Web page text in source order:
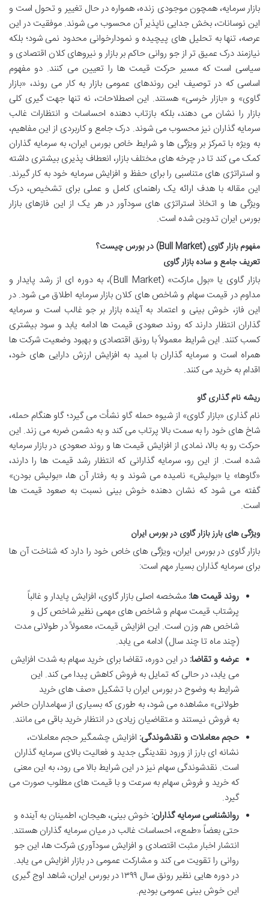
بازار سرمایه، همچون موجودی زنده، همواره در حال تغییر و تحول است و
این نوسانات، بخش جدایی ناپذیر آن محسوب می شوند. موفقیت در این
عرصه، تنها به تحلیل های پیچیده و نمودارخوانی محدود نمی شود؛ بلکه
نیازمند درک عمیق تر از جو روانی حاکم بر بازار و نیروهای کلان اقتصادی و
سیاسی است که مسیر حرکت قیمت ها را تعیین می کنند. دو مفهوم
اساسی که در توصیف این روندهای عمومی بازار به کار می روند، «بازار
گاوی» و «بازار خرسی» هستند. این اصطلاحات، نه تنها جهت گیری کلی
بازار را نشان می دهند، بلکه بازتاب دهنده احساسات و انتظارات غالب
سرمایه گذاران نیز محسوب می شوند. درک جامع و کاربردی از این مفاهیم،
به ویژه با تمرکز بر ویژگی ها و شرایط خاص بورس ایران، به سرمایه گذاران
کمک می کند تا در چرخه های مختلف بازار، انعطاف پذیری بیشتری داشته
و استراتژی های متناسبی را برای حفظ و افزایش سرمایه خود به کار گیرند.
این مقاله با هدف ارائه یک راهنمای کامل و عملی برای تشخیص، درک
ویژگی ها و اتخاذ استراتژی های سودآور در هر یک از این فازهای بازار
بورس ایران تدوین شده است.
مفهوم بازار گاوی (Bull Market) در بورس چیست؟
تعریف جامع و ساده بازار گاوی
بازار گاوی یا «بول مارکت» (Bull Market)، به دوره ای از رشد پایدار و
مداوم در قیمت سهام و شاخص های کلان بازار سرمایه اطلاق می شود. در
این فاز، خوش بینی و اعتماد به آینده بازار بر جو غالب است و سرمایه
گذاران انتظار دارند که روند صعودی قیمت ها ادامه یابد و سود بیشتری
کسب کنند. این شرایط معمولاً با رونق اقتصادی و بهبود وضعیت شرکت ها
همراه است و سرمایه گذاران با امید به افزایش ارزش دارایی های خود،
اقدام به خرید می کنند.
ریشه نام گذاری گاو
نام گذاری «بازار گاوی» از شیوه حمله گاو نشأت می گیرد؛ گاو هنگام حمله،
شاخ های خود را به سمت بالا پرتاب می کند و به دشمن ضربه می زند. این
حرکت رو به بالا، نمادی از افزایش قیمت ها و روند صعودی در بازار سرمایه
شده است. از این رو، سرمایه گذارانی که انتظار رشد قیمت ها را دارند،
«گاوها» یا «بولیش» نامیده می شوند و به رفتار آن ها، «بولیش بودن»
گفته می شود که نشان دهنده خوش بینی نسبت به صعود قیمت ها
است.
ویژگی های بارز بازار گاوی در بورس ایران
بازار گاوی در بورس ایران، ویژگی های خاص خود را دارد که شناخت آن ها
برای سرمایه گذاران بسیار مهم است:
روند قیمت ها: مشخصه اصلی بازار گاوی، افزایش پایدار و غالباً
پرشتاب قیمت سهام و شاخص های مهمی نظیر شاخص کل و
شاخص هم وزن است. این افزایش قیمت، معمولاً در طولانی مدت
(چند ماه تا چند سال) ادامه می یابد.
عرضه و تقاضا: در این دوره، تقاضا برای خرید سهام به شدت افزایش
می یابد، در حالی که تمایل به فروش کاهش پیدا می کند. این
شرایط به وضوح در بورس ایران با تشکیل «صف های خرید
طولانی» مشاهده می شود، به طوری که بسیاری از سهامداران حاضر
به فروش نیستند و متقاضیان زیادی در انتظار خرید باقی می مانند.
حجم معاملات و نقدشوندگی: افزایش چشمگیر حجم معاملات،
نشانه ای بارز از ورود نقدینگی جدید و فعالیت بالای سرمایه گذاران
است. نقدشوندگی سهام نیز در این شرایط بالا می رود، به این معنی
که خرید و فروش سهام به سرعت و با قیمت های مطلوب صورت می
گیرد.
روانشناسی سرمایه گذاران: خوش بینی، هیجان، اطمینان به آینده و
حتی بعضاً «طمع»، احساسات غالب در میان سرمایه گذاران هستند.
انتشار اخبار مثبت اقتصادی و افزایش سودآوری شرکت ها، این جو
روانی را تقویت می کند و مشارکت عمومی در بازار افزایش می یابد.
در دوره هایی نظیر رونق سال ۱۳۹۹ در بورس ایران، شاهد اوج گیری
این خوش بینی عمومی بودیم.